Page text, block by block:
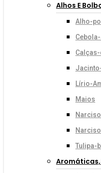
Alhos E
Alho-
Lírio-
Maios
Tulipa-